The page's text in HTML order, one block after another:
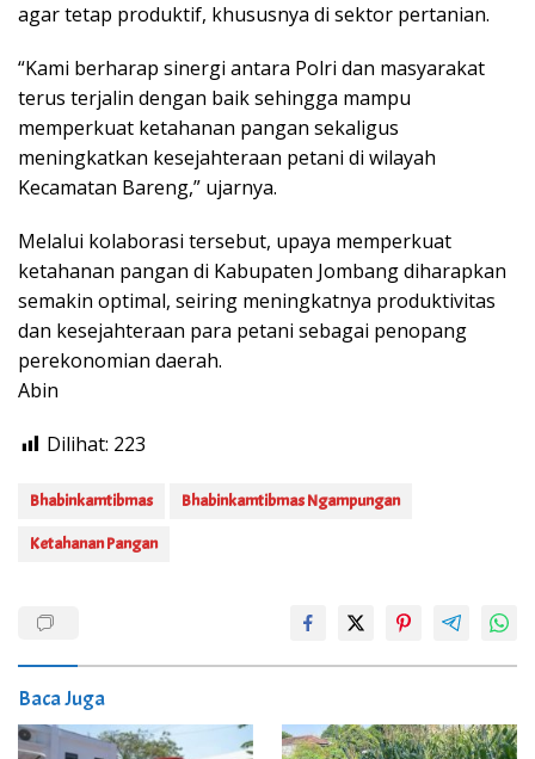
agar tetap produktif, khususnya di sektor pertanian.
“Kami berharap sinergi antara Polri dan masyarakat
terus terjalin dengan baik sehingga mampu
memperkuat ketahanan pangan sekaligus
meningkatkan kesejahteraan petani di wilayah
Kecamatan Bareng,” ujarnya.
Melalui kolaborasi tersebut, upaya memperkuat
ketahanan pangan di Kabupaten Jombang diharapkan
semakin optimal, seiring meningkatnya produktivitas
dan kesejahteraan para petani sebagai penopang
perekonomian daerah.
Abin
Dilihat: 223
Bhabinkamtibmas Bhabinkamtibmas Ngampungan
Ketahanan Pangan
Baca Juga